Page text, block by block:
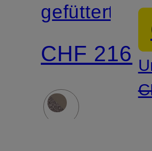
gefüttert
CHF 216